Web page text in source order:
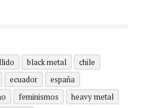
black metal
chile
ecuador
españa
feminismos
heavy metal